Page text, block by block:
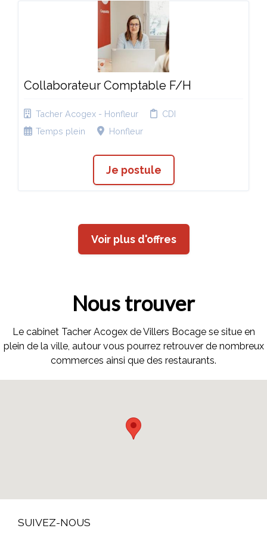
Collaborateur Comptable F/H
Tacher Acogex - Honfleur
CDI
Temps plein
Honfleur
Je postule
Voir plus d'offres
Nous trouver
Le cabinet Tacher Acogex de Villers Bocage se situe en
plein de la ville, autour vous pourrez retrouver de nombreux
commerces ainsi que des restaurants.
SUIVEZ-NOUS